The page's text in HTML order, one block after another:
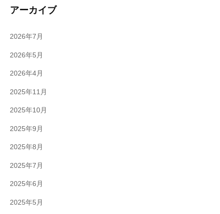
アーカイブ
2026年7月
2026年5月
2026年4月
2025年11月
2025年10月
2025年9月
2025年8月
2025年7月
2025年6月
2025年5月